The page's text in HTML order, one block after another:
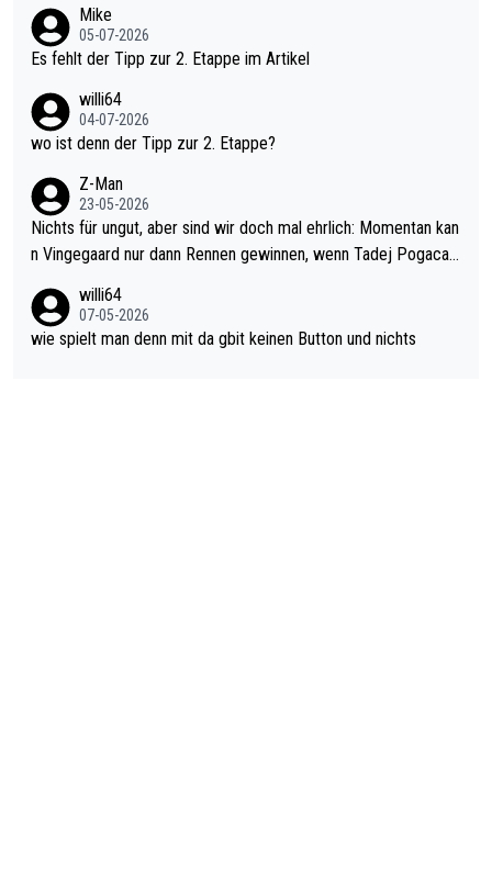
en.Teurer Sekundenpoker: Die Quittung sind nun 15 Sekunden
Rückstand im Gesamtklassement – ein Polster, das Niewiado
gibt. Diese Etappe wird sicher als der psychologische Wendep
unkt dieser Tour in die Geschichte eingehen. Wenn man bei so
einem harten Aufstieg einmal den Moment verpasst und der K
onkurrentin die "zweite Luft" schenkt, ist der Schaden am Ber
g kaum noch zu reparieren.Vor uns liegt nun das große Finale R
ichtung Nizza. Niewiadoma hat psychologisch Oberwasser, ab
er SD Worx und Vollering müssen jetzt All-In gehen. (gregman
n)
r die gehört nicht in dieses Medium!
Mike
05-07-2026
Es fehlt der Tipp zur 2. Etappe im Artikel
willi64
04-07-2026
wo ist denn der Tipp zur 2. Etappe?
Z-Man
23-05-2026
Nichts für ungut, aber sind wir doch mal ehrlich: Momentan kan
n Vingegaard nur dann Rennen gewinnen, wenn Tadej Pogacar
willi64
07-05-2026
wie spielt man denn mit da gbit keinen Button und nichts